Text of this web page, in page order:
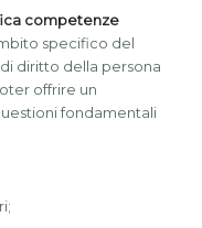
competenze
specifico del
diritto della persona
offrire un
fondamentali